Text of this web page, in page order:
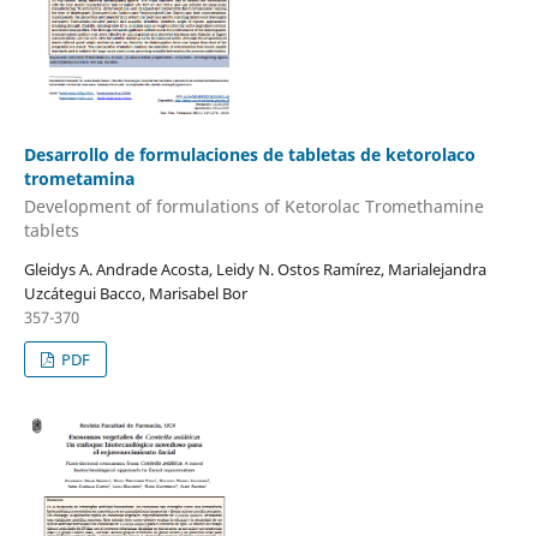
Desarrollo de formulaciones de tabletas de ketorolaco
trometamina
Development of formulations of Ketorolac Tromethamine
tablets
Gleidys A. Andrade Acosta, Leidy N. Ostos Ramírez, Marialejandra
Uzcátegui Bacco, Marisabel Bor
357-370
PDF